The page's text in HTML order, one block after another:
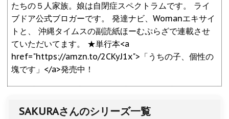
たちの５人家族。娘は自閉症スペクトラムです。 ライ
ブドア公式ブロガーです。 発達ナビ、Womanエキサイ
トと、 沖縄タイムスの副読紙ほーむぷらざで連載させ
ていただいてます。 ★単行本<a
href="https://amzn.to/2CKyJ1x">「うちの子、個性の
塊です」</a>発売中！
SAKURAさんのシリーズ一覧